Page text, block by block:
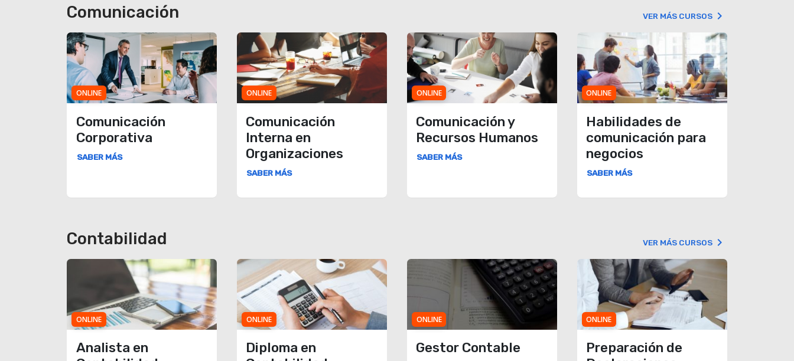
Comunicación VER MÁS CURSOSkeyboard_arrow_right
ONLINE
Comunicación
Corporativa
SABER MÁS
ONLINE
Comunicación
Interna en
Organizaciones
SABER MÁS
ONLINE
Comunicación y
Recursos Humanos
SABER MÁS
ONLINE
Habilidades de
comunicación para
negocios
SABER MÁS
Contabilidad VER MÁS CURSOSkeyboard_arrow_right
ONLINE
Analista en
ONLINE
Diploma en
ONLINE
Gestor Contable
ONLINE
Preparación de